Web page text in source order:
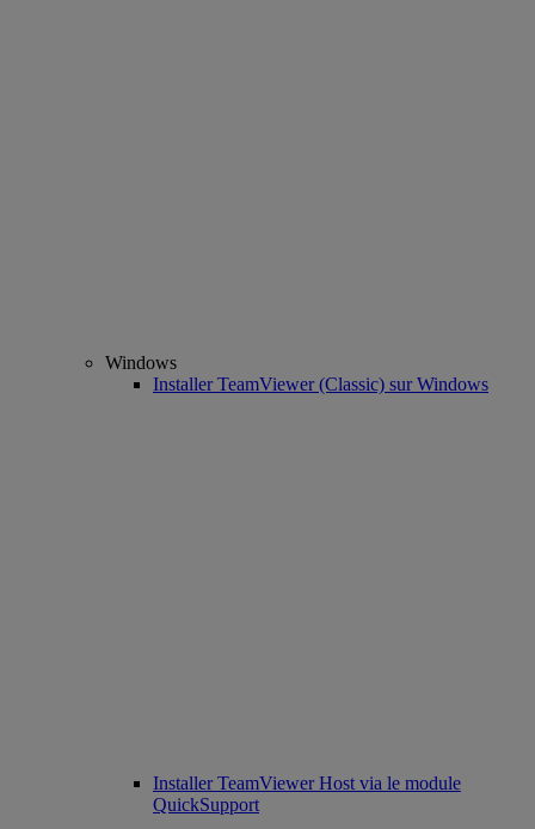
Windows
Installer TeamViewer (Classic) sur Windows
Installer TeamViewer Host via le module
QuickSupport